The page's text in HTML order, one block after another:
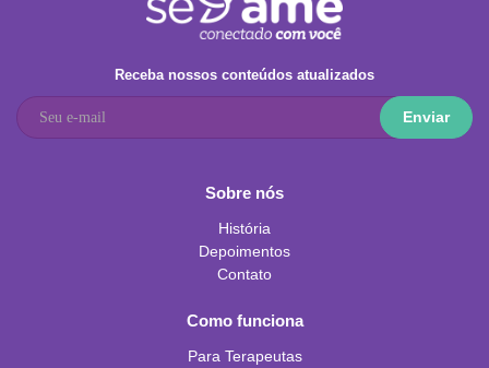
Receba nossos conteúdos atualizados
Enviar
Sobre nós
História
Depoimentos
Contato
Como funciona
Para Terapeutas